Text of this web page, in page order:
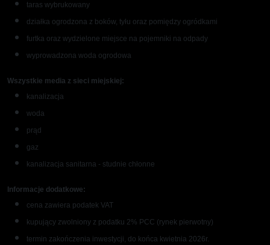
taras wybrukowany
działka ogrodzona z boków, tyłu oraz pomiędzy ogródkami
furtka oraz wydzielone miejsce na pojemniki na odpady
wyprowadzona woda ogrodowa
Wszystkie media z sieci miejskiej:
kanalizacja
woda
prąd
gaz
kanalizacja sanitarna - studnie chłonne
Informacje dodatkowe:
cena zawiera podatek VAT
kupujący zwolniony z podatku 2% PCC (rynek pierwotny)
termin zakończenia inwestycji, do końca kwietnia 2026r.